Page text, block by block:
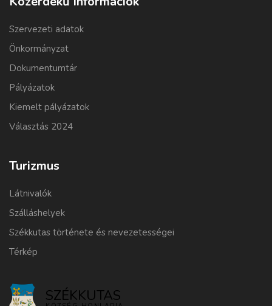
Szervezeti adatok
Önkormányzat
Dokumentumtár
Pályázatok
Kiemelt pályázatok
Választás 2024
Turizmus
Látnivalók
Szálláshelyek
Székkutas története és nevezetességei
Térkép
SZÉKKUTAS